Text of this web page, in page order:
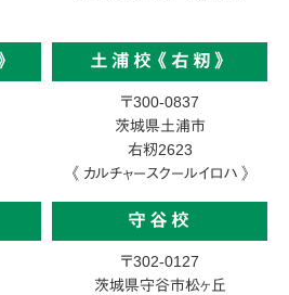
土浦校《右籾》
〒300-0837
茨城県土浦市
右籾2623
《 カルチャースクールイロハ 》
守谷校
〒302-0127
茨城県守谷市松ヶ丘